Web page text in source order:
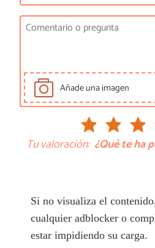
Añade una imagen
Tu valoración: ¿Qué te ha
Si no visualiza el
cualquier adblocker o
estar impidiendo su carga.